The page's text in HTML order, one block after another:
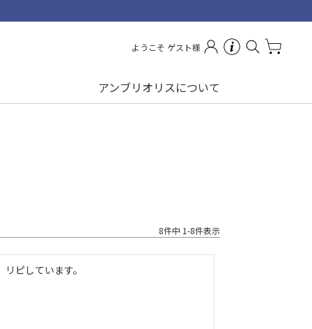
ようこそ ゲスト様
アンブリオリスについて
8件中 1-8件表示
ピしています。